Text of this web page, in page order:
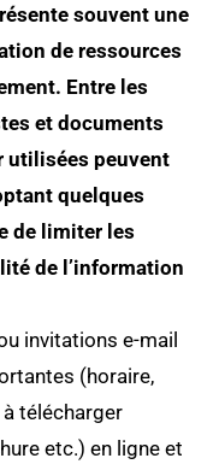
souvent une
de ressources
Entre les
et documents
utilisées peuvent
quelques
de limiter les
de l’information
invitations e-mail
(horaire,
télécharger
etc.) en ligne et